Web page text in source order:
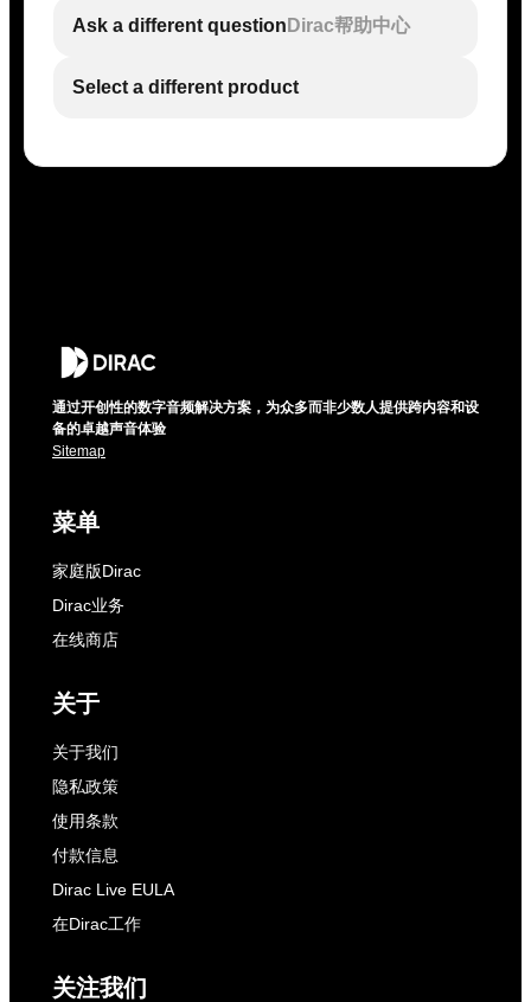
Ask a different question Dirac帮助中心
Select a different product
通过开创性的数字音频解决方案，为众多而非少数人提供跨内容和设
备的卓越声音体验
Sitemap
菜单
家庭版Dirac
Dirac业务
在线商店
关于
关于我们
隐私政策
使用条款
付款信息
Dirac Live EULA
在Dirac工作
关注我们